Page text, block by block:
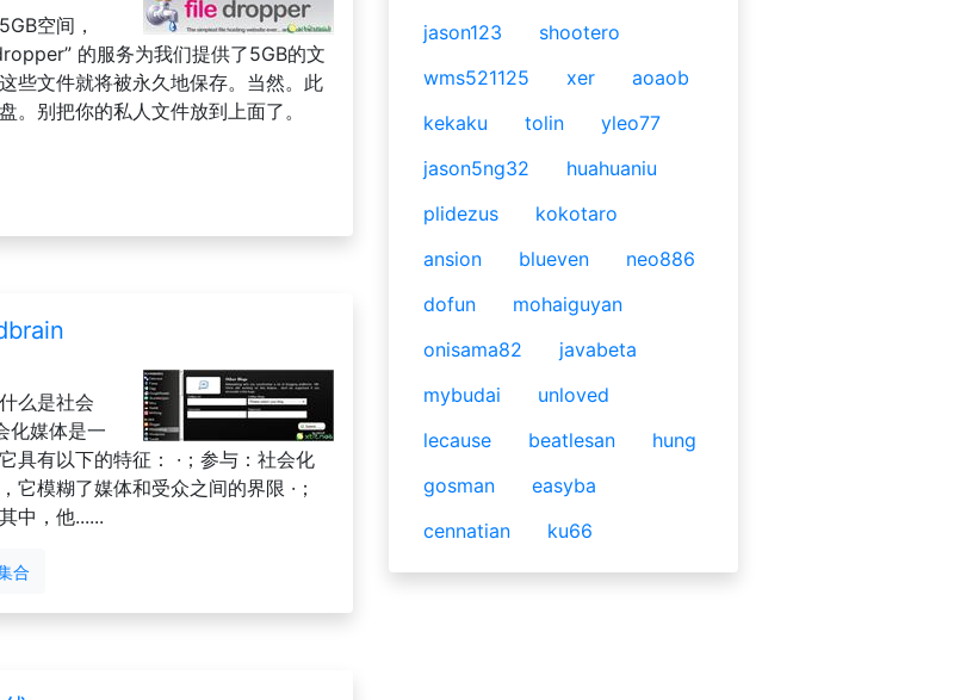
空间，
的服务为我们提供了5GB的文
些文件就将被永久地保存。当然。此
。别把你的私人文件放到上面了。
么是社会
化媒体是一
具有以下的特征： ·；参与：社会化
模糊了媒体和受众之间的界限 ·；
中，他......
合
jason123
shootero
wms521125
xer
aoaob
kekaku
tolin
yleo77
jason5ng32
huahuaniu
plidezus
kokotaro
ansion
blueven
neo886
dofun
mohaiguyan
onisama82
javabeta
mybudai
unloved
lecause
beatlesan
hung
gosman
easyba
cennatian
ku66